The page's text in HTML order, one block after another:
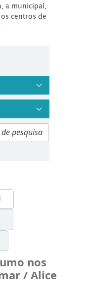
a municipal,
centros de
nos
/ Alice